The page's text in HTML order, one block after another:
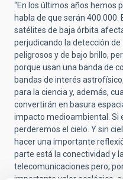
“En los últimos años hemos
habla de que serán
satélites de baja órbita
perjudicando la detección
peligrosos y de bajo brillo,
porque usan una banda de
bandas de interés
para la ciencia y, además,
convertirán en basura
impacto medioambiental. Si
perderemos el cielo. Y sin
hacer una importante
parte está la conectividad y
telecomunicaciones pero,